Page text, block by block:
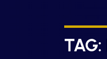
TAG: